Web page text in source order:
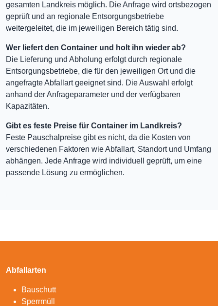
gesamten Landkreis möglich. Die Anfrage wird ortsbezogen
geprüft und an regionale Entsorgungsbetriebe
weitergeleitet, die im jeweiligen Bereich tätig sind.
Wer liefert den Container und holt ihn wieder ab?
Die Lieferung und Abholung erfolgt durch regionale
Entsorgungsbetriebe, die für den jeweiligen Ort und die
angefragte Abfallart geeignet sind. Die Auswahl erfolgt
anhand der Anfrageparameter und der verfügbaren
Kapazitäten.
Gibt es feste Preise für Container im Landkreis?
Feste Pauschalpreise gibt es nicht, da die Kosten von
verschiedenen Faktoren wie Abfallart, Standort und Umfang
abhängen. Jede Anfrage wird individuell geprüft, um eine
passende Lösung zu ermöglichen.
Abfallarten
Bauschutt
Sperrmüll